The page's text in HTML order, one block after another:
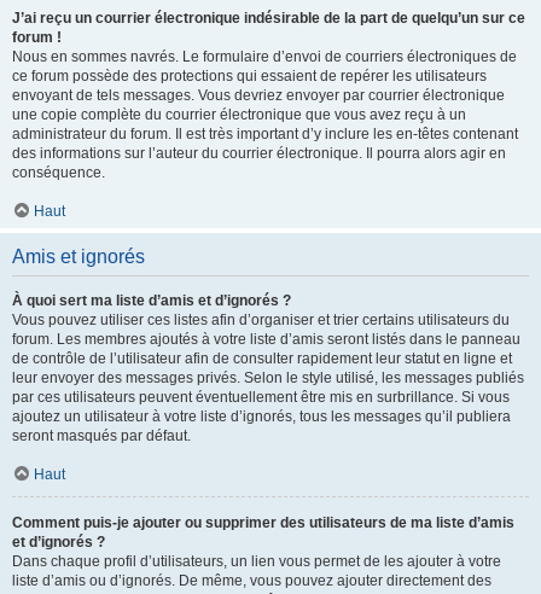
J’ai reçu un courrier électronique indésirable de la part de quelqu’un sur ce
forum !
Nous en sommes navrés. Le formulaire d’envoi de courriers électroniques de
ce forum possède des protections qui essaient de repérer les utilisateurs
envoyant de tels messages. Vous devriez envoyer par courrier électronique
une copie complète du courrier électronique que vous avez reçu à un
administrateur du forum. Il est très important d’y inclure les en-têtes contenant
des informations sur l’auteur du courrier électronique. Il pourra alors agir en
conséquence.
Haut
Amis et ignorés
À quoi sert ma liste d’amis et d’ignorés ?
Vous pouvez utiliser ces listes afin d’organiser et trier certains utilisateurs du
forum. Les membres ajoutés à votre liste d’amis seront listés dans le panneau
de contrôle de l’utilisateur afin de consulter rapidement leur statut en ligne et
leur envoyer des messages privés. Selon le style utilisé, les messages publiés
par ces utilisateurs peuvent éventuellement être mis en surbrillance. Si vous
ajoutez un utilisateur à votre liste d’ignorés, tous les messages qu’il publiera
seront masqués par défaut.
Haut
Comment puis-je ajouter ou supprimer des utilisateurs de ma liste d’amis
et d’ignorés ?
Dans chaque profil d’utilisateurs, un lien vous permet de les ajouter à votre
liste d’amis ou d’ignorés. De même, vous pouvez ajouter directement des